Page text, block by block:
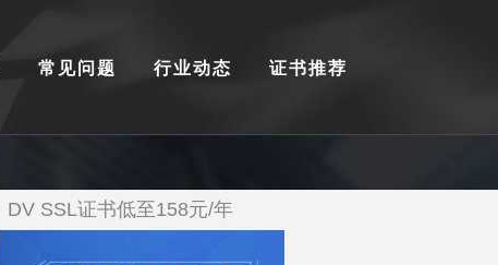
常见问题 行业动态 证书推荐
DV SSL证书低至158元/年